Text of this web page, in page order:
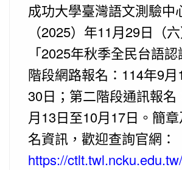
成功大學臺灣語文測驗中
（2025）年11月29日（
「2025年秋季全民台語
階段網路報名：114年9月
30日；第二階段通訊報名
月13日至10月17日。簡
名資訊，歡迎查詢官網：
https://